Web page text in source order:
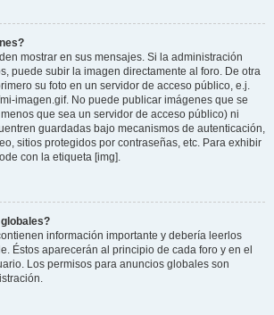
mostrar en sus mensajes. Si la administración
puede subir la imagen directamente al foro. De otra
su foto en un servidor de acceso público, e.j.
imagen.gif. No puede publicar imágenes que se
que sea un servidor de acceso público) ni
guardadas bajo mecanismos de autenticación,
sitios protegidos por contraseñas, etc. Para exhibir
con la etiqueta [img].
información importante y debería leerlos
Éstos aparecerán al principio de cada foro y en el
Los permisos para anuncios globales son